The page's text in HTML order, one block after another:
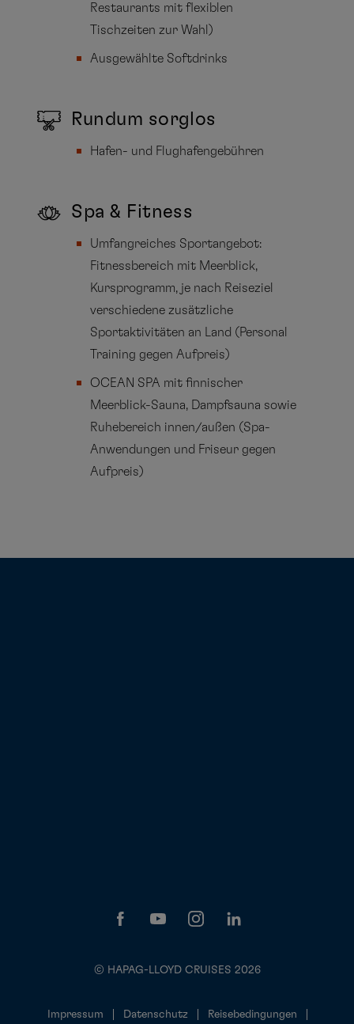
Restaurants mit flexiblen
Tischzeiten zur Wahl)
Ausgewählte Softdrinks
Rundum sorglos
Hafen- und Flughafengebühren
Spa & Fitness
Umfangreiches Sportangebot:
Fitnessbereich mit Meerblick,
Kursprogramm, je nach Reiseziel
verschiedene zusätzliche
Sportaktivitäten an Land (Personal
Training gegen Aufpreis)
OCEAN SPA mit finnischer
Meerblick-Sauna, Dampfsauna sowie
Ruhebereich innen/außen (Spa-
Anwendungen und Friseur gegen
Aufpreis)
© HAPAG-LLOYD CRUISES 2026
Impressum Datenschutz Reisebedingungen